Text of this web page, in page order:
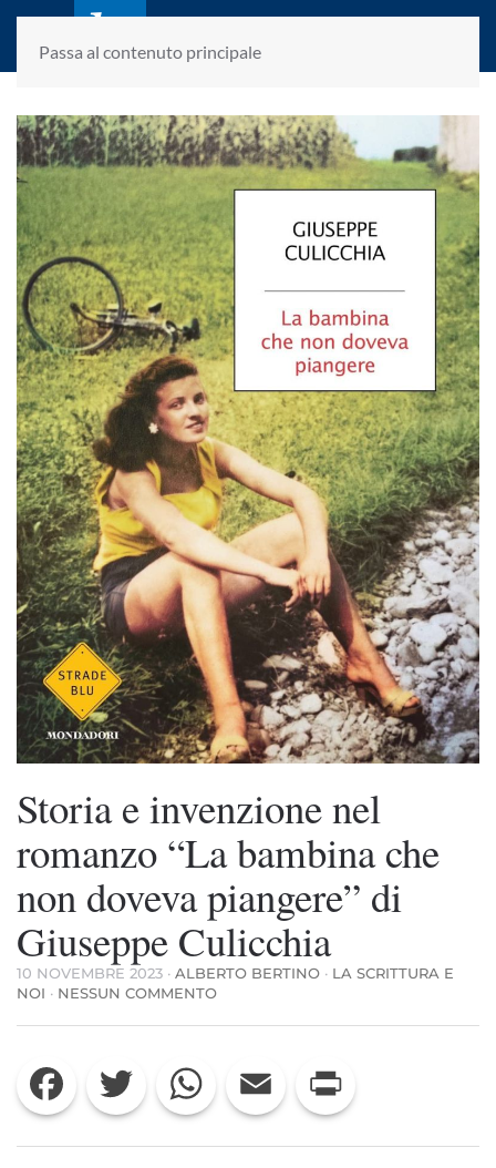
Passa al contenuto principale
laletteraturaenoi.it
fondato da Romano Luperini
Storia e invenzione nel
romanzo “La bambina che
non doveva piangere” di
Giuseppe Culicchia
10 NOVEMBRE 2023 · ALBERTO BERTINO · LA SCRITTURA E
NOI · NESSUN COMMENTOSU
E
NEL
ROMANZO
“LA
CHE
Facebook Twitter WhatsApp Email